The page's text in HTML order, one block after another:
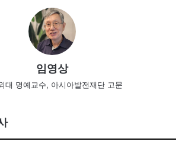
임영상
대 명예교수, 아시아발전재단 고문